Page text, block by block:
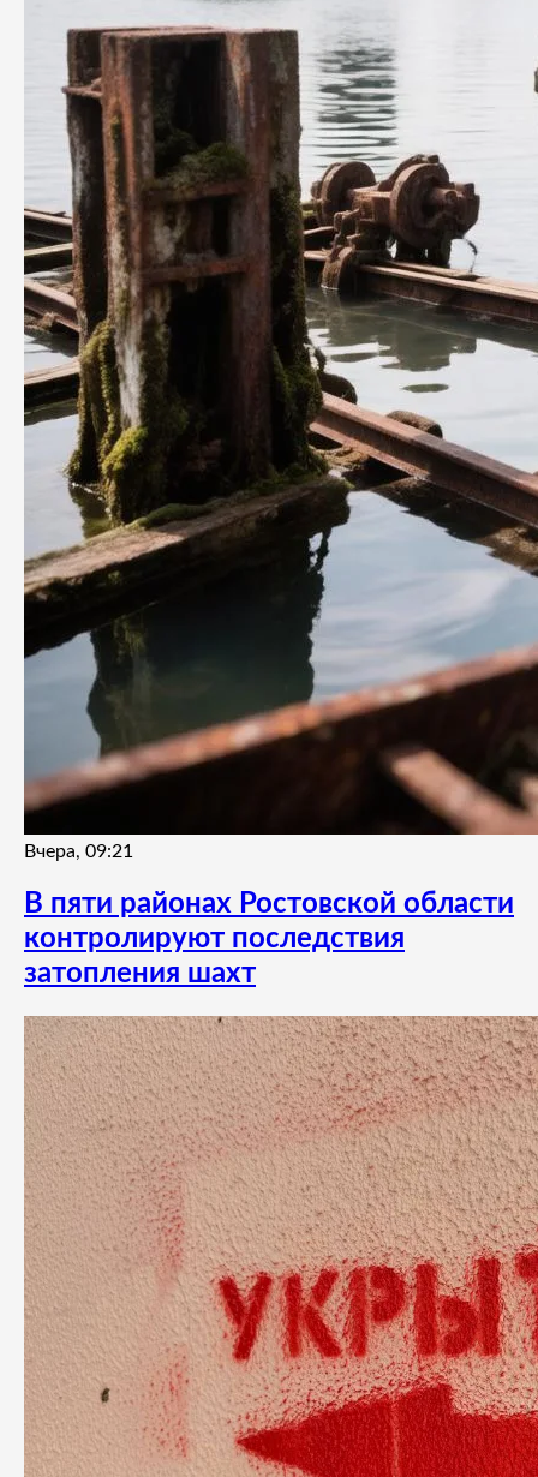
Вчера, 09:21
В пяти районах Ростовской области
контролируют последствия
затопления шахт